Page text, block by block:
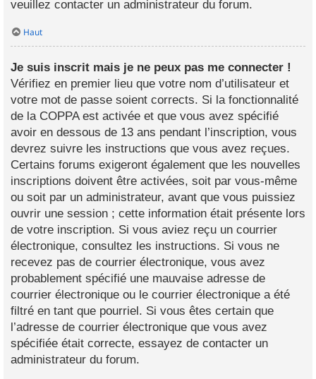
veuillez contacter un administrateur du forum.
Haut
Je suis inscrit mais je ne peux pas me connecter !
Vérifiez en premier lieu que votre nom d’utilisateur et
votre mot de passe soient corrects. Si la fonctionnalité
de la COPPA est activée et que vous avez spécifié
avoir en dessous de 13 ans pendant l’inscription, vous
devrez suivre les instructions que vous avez reçues.
Certains forums exigeront également que les nouvelles
inscriptions doivent être activées, soit par vous-même
ou soit par un administrateur, avant que vous puissiez
ouvrir une session ; cette information était présente lors
de votre inscription. Si vous aviez reçu un courrier
électronique, consultez les instructions. Si vous ne
recevez pas de courrier électronique, vous avez
probablement spécifié une mauvaise adresse de
courrier électronique ou le courrier électronique a été
filtré en tant que pourriel. Si vous êtes certain que
l’adresse de courrier électronique que vous avez
spécifiée était correcte, essayez de contacter un
administrateur du forum.